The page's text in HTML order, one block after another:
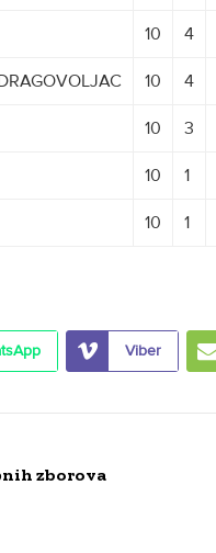
10 4
10 4
10 3
10 1
10 1
Viber
zborova